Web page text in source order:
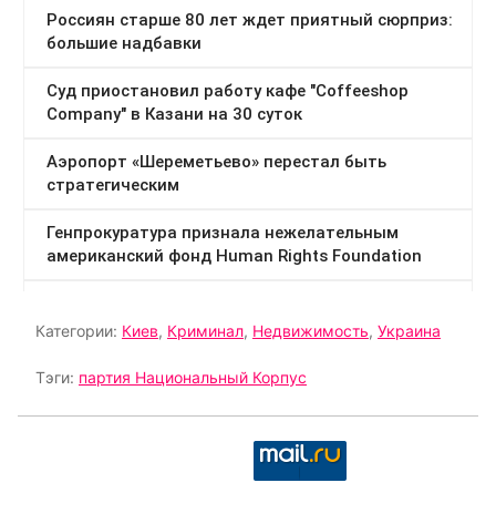
Категории: Киев, Криминал, Недвижимость, Украина
Тэги: партия Национальный Корпус